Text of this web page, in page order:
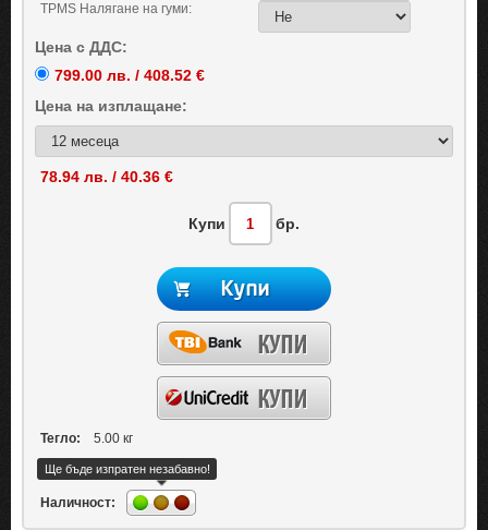
TPMS Налягане на гуми:
Цена с ДДС:
799.00 лв. / 408.52 €
Цена на изплащане:
78.94 лв. / 40.36 €
Купи бр.
Тегло: 5.00 кг
Наличност:
Ще бъде изпратен незабавно!